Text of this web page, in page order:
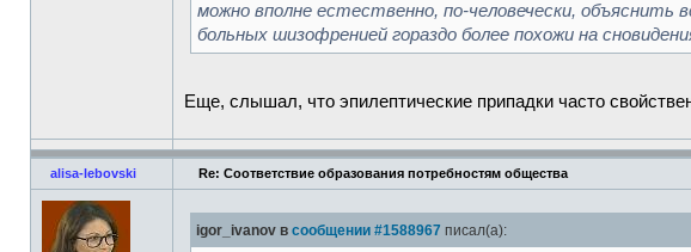
можно вполне естественно, по-человечески,
больных шизофренией гораздо более похожи на
Еще, слышал, что эпилептические припадки часто
alisa-lebovski Re: Соответствие образования потребностям общества
igor_ivanov в сообщении #1588967 писал(а):